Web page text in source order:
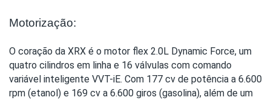
Motorização:
O coração da XRX é o motor flex 2.0L Dynamic Force, um
quatro cilindros em linha e 16 válvulas com comando
variável inteligente VVT-iE. Com 177 cv de potência a 6.600
rpm (etanol) e 169 cv a 6.600 giros (gasolina), além de um